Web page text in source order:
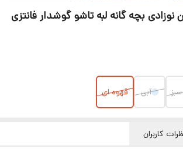
نوزادی بچه گانه لبه تاشو گوشدار فانتزی
آبی قهوه ای
کاربران